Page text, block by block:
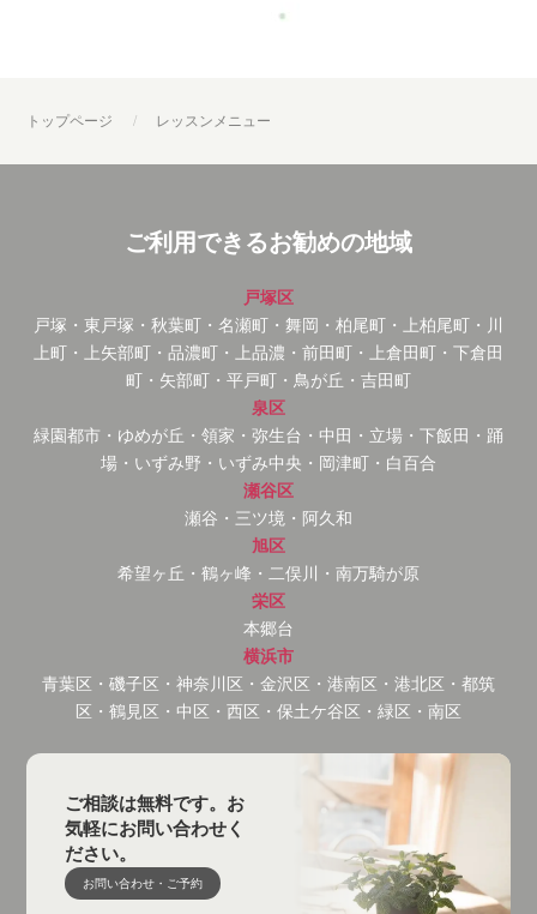
トップページ レッスンメニュー
ご利用できるお勧めの地域
戸塚区
戸塚・東戸塚・秋葉町・名瀬町・舞岡・柏尾町・上柏尾町・川
上町・上矢部町・品濃町・上品濃・前田町・上倉田町・下倉田
町・矢部町・平戸町・鳥が丘・吉田町
泉区
緑園都市・ゆめが丘・領家・弥生台・中田・立場・下飯田・踊
場・いずみ野・いずみ中央・岡津町・白百合
瀬谷区
瀬谷・三ツ境・阿久和
旭区
希望ヶ丘・鶴ヶ峰・二俣川・南万騎が原
栄区
本郷台
横浜市
青葉区・磯子区・神奈川区・金沢区・港南区・港北区・都筑
区・鶴見区・中区・西区・保土ケ谷区・緑区・南区
ご相談は無料です。お
気軽にお問い合わせく
ださい。
お問い合わせ・ご予約